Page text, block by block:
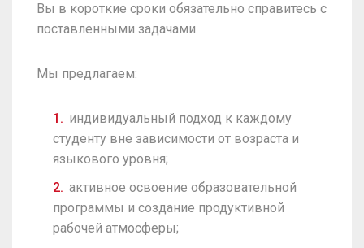
Вы в короткие сроки обязательно справитесь с
поставленными задачами.
Мы предлагаем:
индивидуальный подход к каждому
студенту вне зависимости от возраста и
языкового уровня;
активное освоение образовательной
программы и создание продуктивной
рабочей атмосферы;